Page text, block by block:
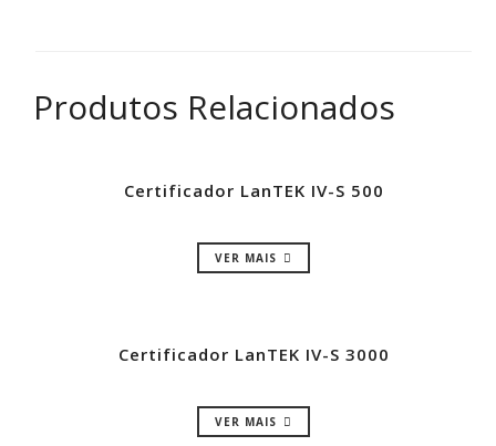
Produtos Relacionados
Certificador LanTEK IV-S 500
VER MAIS
Certificador LanTEK IV-S 3000
VER MAIS